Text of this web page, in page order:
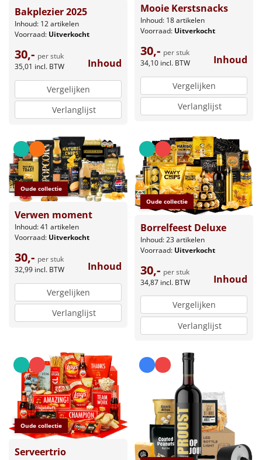
Bakplezier 2025
Inhoud: 12 artikelen
Voorraad: Uitverkocht
30,- per stuk
35,01 incl. BTW Inhoud
Vergelijken
Verlanglijst
Mooie Kerstsnacks
Inhoud: 18 artikelen
Voorraad: Uitverkocht
30,- per stuk
34,10 incl. BTW Inhoud
Vergelijken
Verlanglijst
Oude collectie
Verwen moment
Inhoud: 41 artikelen
Voorraad: Uitverkocht
30,- per stuk
32,99 incl. BTW Inhoud
Vergelijken
Verlanglijst
Oude collectie
Borrelfeest Deluxe
Inhoud: 23 artikelen
Voorraad: Uitverkocht
30,- per stuk
34,87 incl. BTW Inhoud
Vergelijken
Verlanglijst
Oude collectie
Serveertrio